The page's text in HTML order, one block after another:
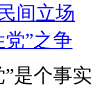
间立场
”之争
”是个事